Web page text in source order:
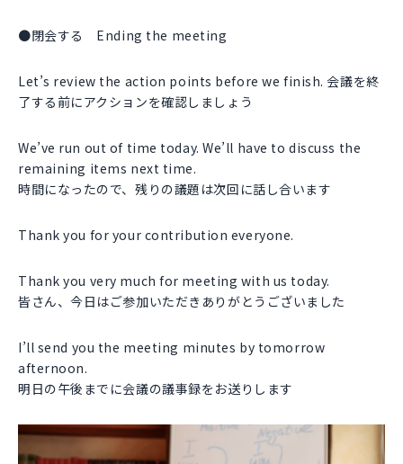
●閉会する Ending the meeting
Let’s review the action points before we finish. 会議を終
了する前にアクションを確認しましょう
We’ve run out of time today. We’ll have to discuss the
remaining items next time.
時間になったので、残りの議題は次回に話し合います
Thank you for your contribution everyone.
Thank you very much for meeting with us today.
皆さん、今日はご参加いただきありがとうございました
I’ll send you the meeting minutes by tomorrow
afternoon.
明日の午後までに会議の議事録をお送りします